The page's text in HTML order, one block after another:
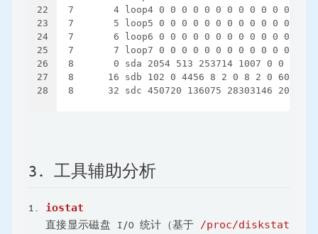
22
23
24
25
26
27
28
7       4 loop4 0 0 0 0 0 0 0 0 0 0 0 0 0 0
7       5 loop5 0 0 0 0 0 0 0 0 0 0 0 0 0 0
7       6 loop6 0 0 0 0 0 0 0 0 0 0 0 0 0 0
7       7 loop7 0 0 0 0 0 0 0 0 0 0 0 0 0 0
8       0 sda 2054 513 253714 1007 0 0 0 0
8      16 sdb 102 0 4456 8 2 0 8 2 0 60 12
8      32 sdc 450720 136075 28303146 201119
3. 工具辅助分析
iostat
直接显示磁盘 I/O 统计（基于
/proc/diskstat